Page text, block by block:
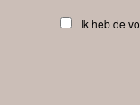
Ik heb de